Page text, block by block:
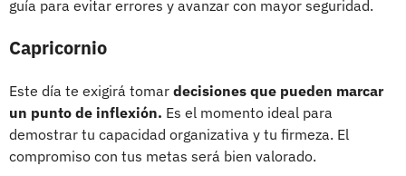
guía para evitar errores y avanzar con mayor seguridad.
Capricornio
Este día te exigirá tomar decisiones que pueden marcar
un punto de inflexión. Es el momento ideal para
demostrar tu capacidad organizativa y tu firmeza. El
compromiso con tus metas será bien valorado.